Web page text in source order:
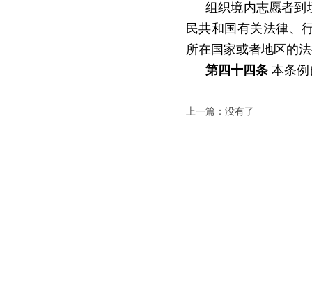
组织境内志愿者到
民共和国有关法律、
所在国家或者地区的
第四十四条 本条例
上一篇：没有了